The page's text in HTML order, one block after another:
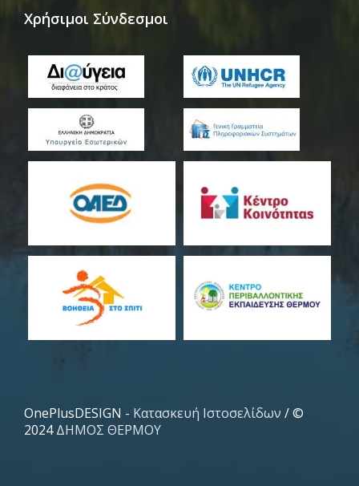
Χρήσιμοι Σύνδεσμοι
OnePlusDESIGN - Κατασκευή Ιστοσελίδων / ©
2024ΔΗΜΟΣ ΘΕΡΜΟΥ